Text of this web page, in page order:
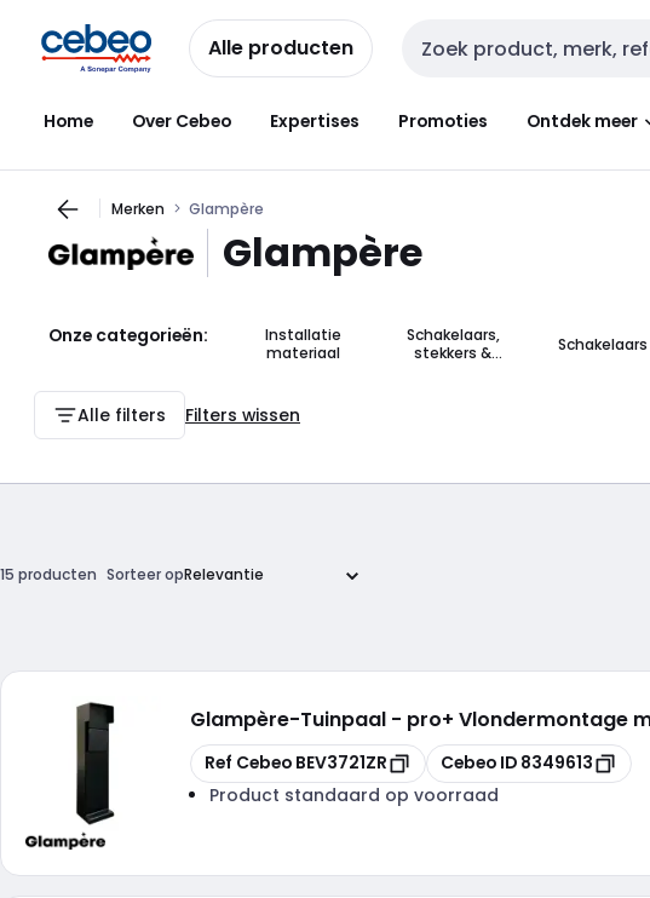
naar
navigatie
naar
inhoud
Alle producten Zoekveld invoer
Home Over Cebeo Expertises Promoties Ontdek meer
Merken Glampère
Glampère
Onze categorieën:
Installatie
materiaal
Schakelaars,
stekkers &
Schakelaars
Alle filters Filters wissen
15 producten Sorteer op
Glampère-Tuinpaal - pro+ Vlondermontage
Kopiëren
Ref Cebeo BEV3721ZR Kopiëren
Cebeo ID 8349613
Product standaard op voorraad